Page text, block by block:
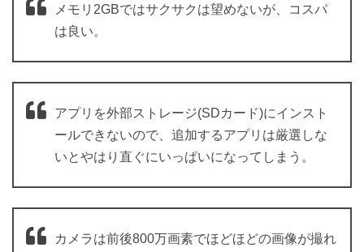
メモリ2GBではサクサクは望めないが、コスパ
は良い。
アプリを外部ストレージ(SDカード)にインスト
ールできないので、追加するアプリは厳選しな
いとやはり直ぐにいっぱいになってしまう。
カメラは前後800万画素でほどほどの画像が撮れ